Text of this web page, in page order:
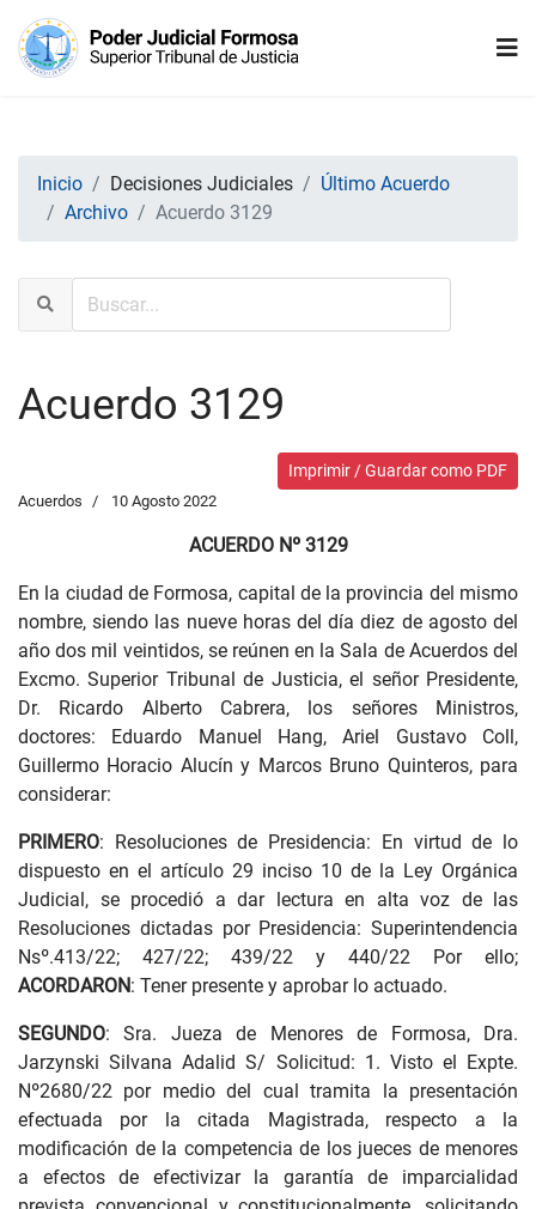
Inicio Decisiones Judiciales
Último Acuerdo
Archivo
Acuerdo 3129
Acuerdo 3129
Imprimir / Guardar como PDF
Acuerdos 10 Agosto 2022
ACUERDO Nº 3129
En la ciudad de Formosa, capital de la provincia del mismo
nombre, siendo las nueve horas del día diez de agosto del
año dos mil veintidos, se reúnen en la Sala de Acuerdos del
Excmo. Superior Tribunal de Justicia, el señor Presidente,
Dr. Ricardo Alberto Cabrera, los señores Ministros,
doctores: Eduardo Manuel Hang, Ariel Gustavo Coll,
Guillermo Horacio Alucín y Marcos Bruno Quinteros, para
considerar:
PRIMERO: Resoluciones de Presidencia: En virtud de lo
dispuesto en el artículo 29 inciso 10 de la Ley Orgánica
Judicial, se procedió a dar lectura en alta voz de las
Resoluciones dictadas por Presidencia: Superintendencia
Nsº.413/22; 427/22; 439/22 y 440/22 Por ello;
ACORDARON: Tener presente y aprobar lo actuado.
SEGUNDO: Sra. Jueza de Menores de Formosa, Dra.
Jarzynski Silvana Adalid S/ Solicitud: 1. Visto el Expte.
Nº2680/22 por medio del cual tramita la presentación
efectuada por la citada Magistrada, respecto a la
modificación de la competencia de los jueces de menores
a efectos de efectivizar la garantía de imparcialidad